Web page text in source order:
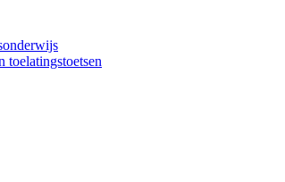
toelatingstoetsen